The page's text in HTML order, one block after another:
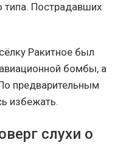
типа. Пострадавших
Ракитное был
бомбы, а
предварительным
избежать.
слухи о